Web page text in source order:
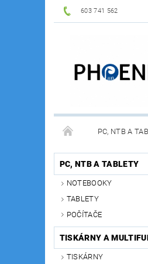
603 741 562
PC, NTB A
PC, NTB A TABLETY
NOTEBOOKY
TABLETY
POČÍTAČE
TISKÁRNY A
TISKÁRNY